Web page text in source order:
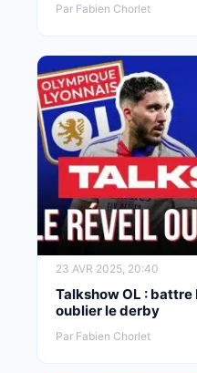
Par Fabien Chorlet
23 AVR 2025, 20:40
Talkshow OL : battre
oublier le derby
Par Fabien Chorlet